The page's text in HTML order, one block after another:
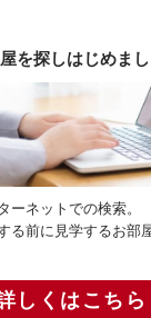
を探しはじめまし
ーネットでの検索。
る前に見学するお部
しくはこちら